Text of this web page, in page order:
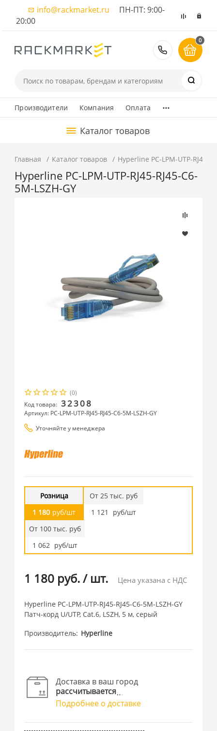
info@rackmarket.ru ПН-ПТ: 9:00-
20:00
8 (495)
0
Производители Компания Оплата ...
Каталог товаров
Главная Каталог товаров Hyperline PC-LPM-UTP-RJ45-
Hyperline PC-LPM-UTP-RJ45-RJ45-C6-
5M-LSZH-GY
(0)
Код товара: 32308
Артикул: PC-LPM-UTP-RJ45-RJ45-C6-5M-LSZH-GY
Уточняйте у менеджера
Розница
1 180 руб/шт
От 25 тыс. руб
1 121
руб/шт
От 100 тыс. руб
1 062 руб/шт
1 180 руб./ шт. Цена указана с НДС
Hyperline PC-LPM-UTP-RJ45-RJ45-C6-5M-LSZH-GY
Патч-корд U/UTP, Cat.6, LSZH, 5 м, серый
Производитель Hyperline
Доставка в ваш город
рассчитывается
Подробнее о доставке